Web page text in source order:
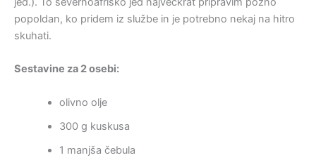
popoldan, ko pridem iz službe in je potrebno nekaj na hitro
skuhati.
Sestavine za 2 osebi:
olivno olje
300 g kuskusa
1 manjša čebula